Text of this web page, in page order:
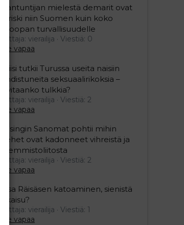
Asiantuntijan mielestä demarit ovat
iso riski niin Suomen kuin koko
Euroopan turvallisuudelle
Aloittaja: vierailija
Viestiä: 0
Aihe vapaa
Poliisi tutkii Turussa useita naisiin
kohdistuneita seksuaalirikoksia –
tarvitaanko tulkkia?
Aloittaja: vierailija
Viestiä: 2
Aihe vapaa
Helsingin Sanomat pohtii mihin
miehet ovat kadonneet vihreistä ja
vasemmistoliitosta
Aloittaja: vierailija
Viestiä: 2
Aihe vapaa
Raisa Räisäsen katoaminen, sienistä
ratkaisu?
Aloittaja: vierailija
Viestiä: 1
Aihe vapaa